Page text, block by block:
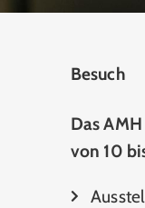
Besuch
Das
von 10